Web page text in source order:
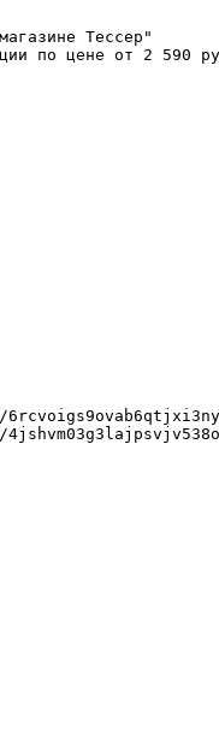
Тессер"
по цене от 2 590